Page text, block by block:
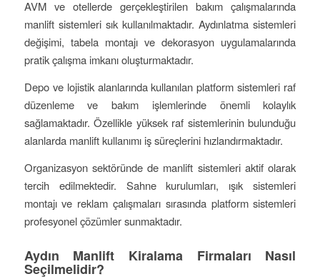
AVM ve otellerde gerçekleştirilen bakım çalışmalarında
manlift sistemleri sık kullanılmaktadır. Aydınlatma sistemleri
değişimi, tabela montajı ve dekorasyon uygulamalarında
pratik çalışma imkanı oluşturmaktadır.
Depo ve lojistik alanlarında kullanılan platform sistemleri raf
düzenleme ve bakım işlemlerinde önemli kolaylık
sağlamaktadır. Özellikle yüksek raf sistemlerinin bulunduğu
alanlarda manlift kullanımı iş süreçlerini hızlandırmaktadır.
Organizasyon sektöründe de manlift sistemleri aktif olarak
tercih edilmektedir. Sahne kurulumları, ışık sistemleri
montajı ve reklam çalışmaları sırasında platform sistemleri
profesyonel çözümler sunmaktadır.
Aydın Manlift Kiralama Firmaları Nasıl
Seçilmelidir?